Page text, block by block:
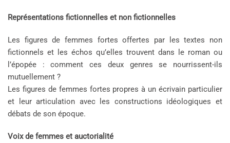
Représentations fictionnelles et non fictionnelles
Les figures de femmes fortes offertes par les textes non
fictionnels et les échos qu’elles trouvent dans le roman ou
l’épopée : comment ces deux genres se nourrissent-ils
mutuellement ?
Les figures de femmes fortes propres à un écrivain particulier
et leur articulation avec les constructions idéologiques et
débats de son époque.
Voix de femmes et auctorialité